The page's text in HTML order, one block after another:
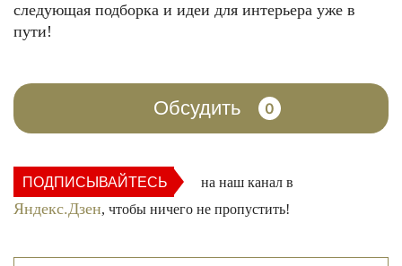
следующая подборка и идеи для интерьера уже в
пути!
Обсудить 0
ПОДПИСЫВАЙТЕСЬ на наш канал в
Яндекс.Дзен, чтобы ничего не пропустить!